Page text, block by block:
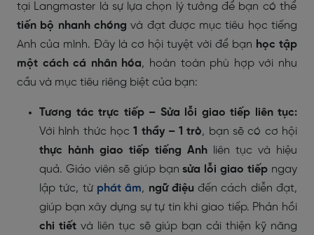
tại Langmaster là sự lựa chọn lý tưởng để bạn có thể
tiến bộ nhanh chóng và đạt được mục tiêu học tiếng
Anh của mình. Đây là cơ hội tuyệt vời để bạn học tập
một cách cá nhân hóa, hoàn toàn phù hợp với nhu
cầu và mục tiêu riêng biệt của bạn:
Tương tác trực tiếp – Sửa lỗi giao tiếp liên tục:
Với hình thức học1 thầy – 1 trò, bạn sẽ có cơ hội
thực hành giao tiếp tiếng Anh liên tục và hiệu
quả. Giáo viên sẽ giúp bạnsửa lỗi giao tiếp ngay
lập tức, từ phát âm, ngữ điệuđến cách diễn đạt,
giúp bạn xây dựng sự tự tin khi giao tiếp. Phản hồi
chi tiết và liên tục sẽ giúp bạn cải thiện kỹ năng